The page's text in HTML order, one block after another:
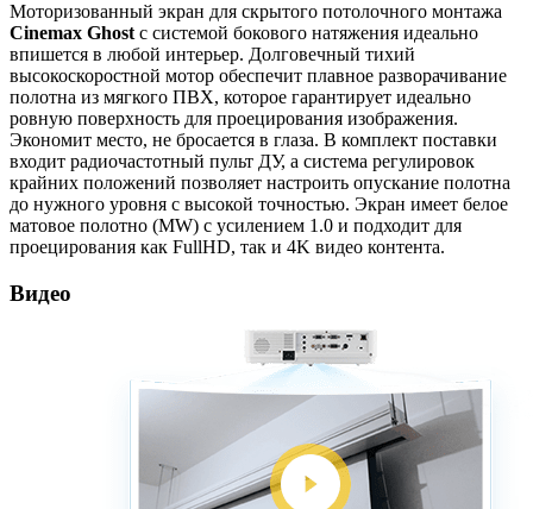
Моторизованный экран для скрытого потолочного монтажа
Cinemax Ghost с системой бокового натяжения идеально
впишется в любой интерьер. Долговечный тихий
высокоскоростной мотор обеспечит плавное разворачивание
полотна из мягкого ПВХ, которое гарантирует идеально
ровную поверхность для проецирования изображения.
Экономит место, не бросается в глаза. В комплект поставки
входит радиочастотный пульт ДУ, а система регулировок
крайних положений позволяет настроить опускание полотна
до нужного уровня с высокой точностью. Экран имеет белое
матовое полотно (MW) с усилением 1.0 и подходит для
проецирования как FullHD, так и 4K видео контента.
Видео